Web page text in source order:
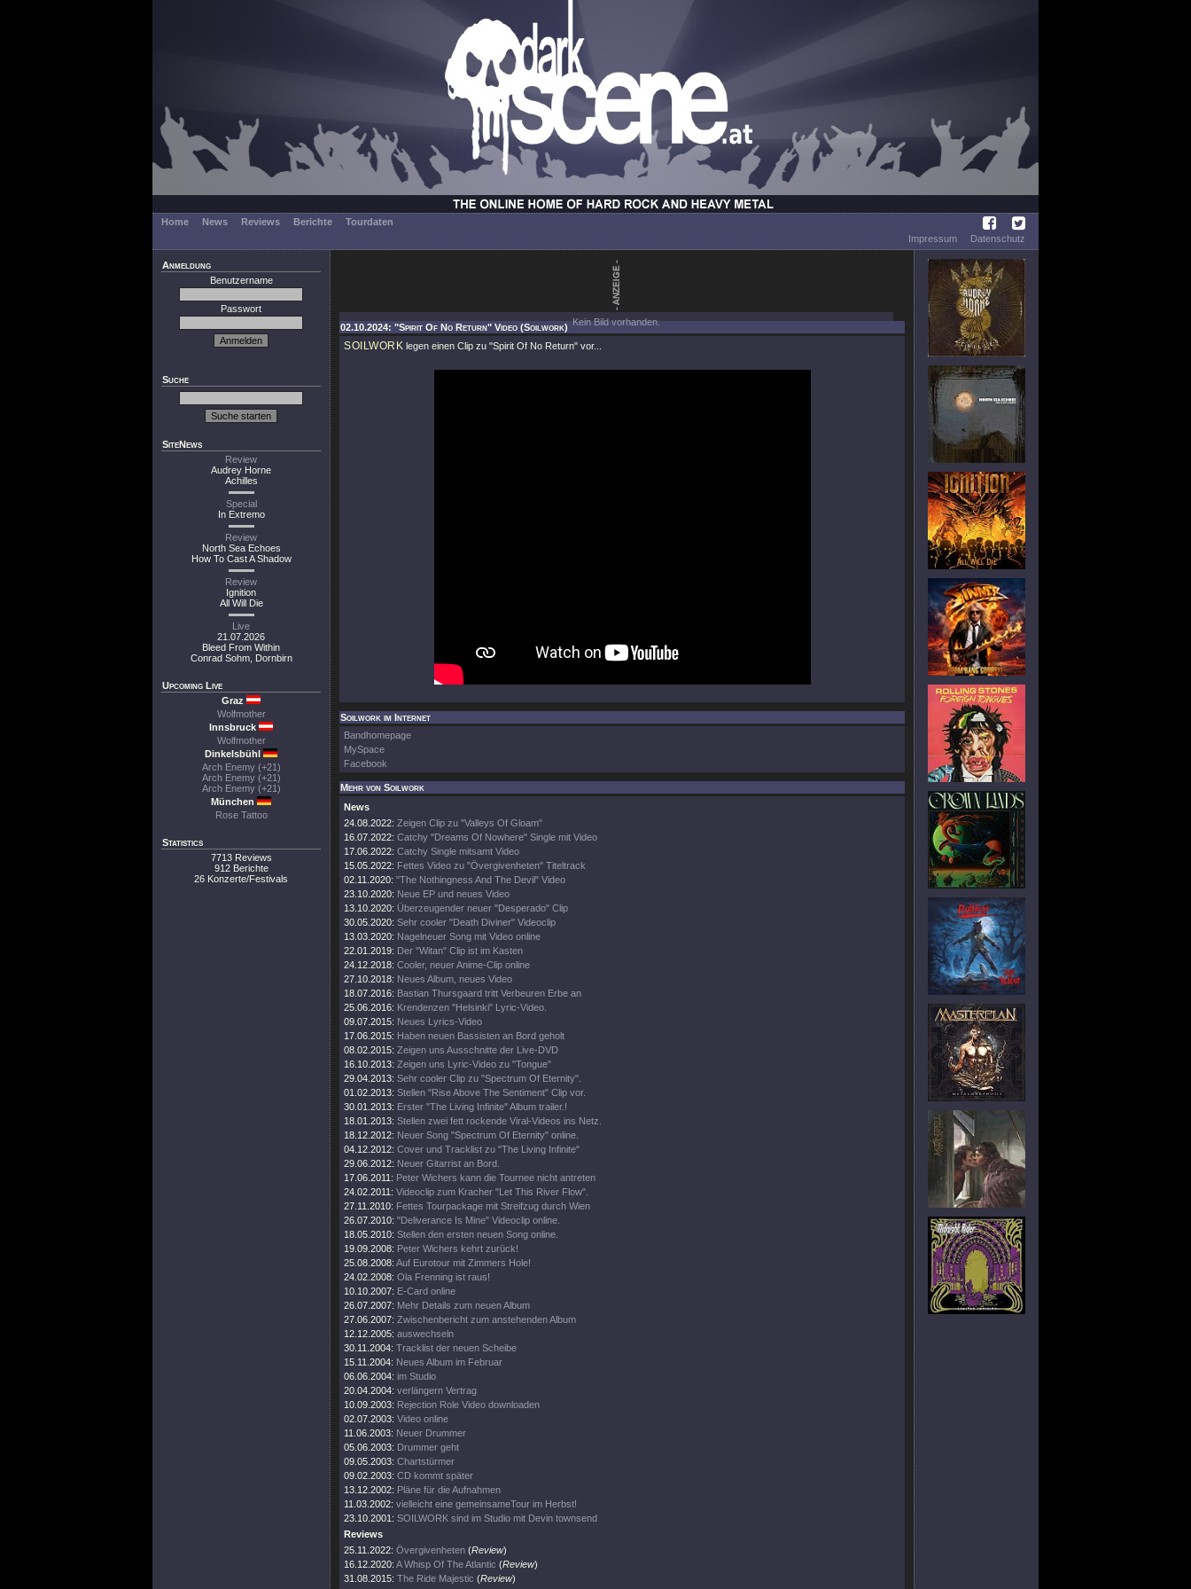
Home News Reviews Berichte
Tourdaten
Impressum
Datenschutz
Anmeldung
Benutzername
Passwort
Suche
SiteNews
Review
Audrey Horne
Achilles
Special
In Extremo
Review
North Sea Echoes
How To Cast A Shadow
Review
Ignition
All Will Die
Live
21.07.2026
Bleed From Within
Conrad Sohm, Dornbirn
Upcoming Live
Graz
Wolfmother
Innsbruck
Wolfmother
Dinkelsbühl
Arch Enemy (+21)
Arch Enemy (+21)
Arch Enemy (+21)
München
Rose Tattoo
Statistics
7713 Reviews
912 Berichte
26 Konzerte/Festivals
Kein Bild vorhanden.
02.10.2024: "Spirit Of No Return" Video (Soilwork)
SOILWORK legen einen Clip zu "Spirit Of No Return" vor...
Soilwork im Internet
Bandhomepage
MySpace
Facebook
Mehr von Soilwork
News
24.08.2022: Zeigen Clip zu "Valleys Of Gloam"
16.07.2022: Catchy "Dreams Of Nowhere" Single mit Video
17.06.2022: Catchy Single mitsamt Video
15.05.2022: Fettes Video zu "Övergivenheten" Titeltrack
02.11.2020: "The Nothingness And The Devil" Video
23.10.2020: Neue EP und neues Video
13.10.2020: Überzeugender neuer "Desperado" Clip
30.05.2020: Sehr cooler "Death Diviner" Videoclip
13.03.2020: Nagelneuer Song mit Video online
22.01.2019: Der "Witan" Clip ist im Kasten
24.12.2018: Cooler, neuer Anime-Clip online
27.10.2018: Neues Album, neues Video
18.07.2016: Bastian Thursgaard tritt Verbeuren Erbe an
25.06.2016: Krendenzen "Helsinki" Lyric-Video.
09.07.2015: Neues Lyrics-Video
17.06.2015: Haben neuen Bassisten an Bord geholt
08.02.2015: Zeigen uns Ausschnitte der Live-DVD
16.10.2013: Zeigen uns Lyric-Video zu "Tongue"
29.04.2013: Sehr cooler Clip zu "Spectrum Of Eternity".
01.02.2013: Stellen "Rise Above The Sentiment" Clip vor.
30.01.2013: Erster "The Living Infinite" Album trailer.!
18.01.2013: Stellen zwei fett rockende Viral-Videos ins Netz.
18.12.2012: Neuer Song "Spectrum Of Eternity" online.
04.12.2012: Cover und Tracklist zu "The Living Infinite"
29.06.2012: Neuer Gitarrist an Bord.
17.06.2011: Peter Wichers kann die Tournee nicht antreten
24.02.2011: Videoclip zum Kracher "Let This River Flow".
27.11.2010: Fettes Tourpackage mit Streifzug durch Wien
26.07.2010: "Deliverance Is Mine" Videoclip online.
18.05.2010: Stellen den ersten neuen Song online.
19.09.2008: Peter Wichers kehrt zurück!
25.08.2008: Auf Eurotour mit Zimmers Hole!
24.02.2008: Ola Frenning ist raus!
10.10.2007: E-Card online
26.07.2007: Mehr Details zum neuen Album
27.06.2007: Zwischenbericht zum anstehenden Album
12.12.2005: auswechseln
30.11.2004: Tracklist der neuen Scheibe
15.11.2004: Neues Album im Februar
06.06.2004: im Studio
20.04.2004: verlängern Vertrag
10.09.2003: Rejection Role Video downloaden
02.07.2003: Video online
11.06.2003: Neuer Drummer
05.06.2003: Drummer geht
09.05.2003: Chartstürmer
09.02.2003: CD kommt später
13.12.2002: Pläne für die Aufnahmen
11.03.2002: vielleicht eine gemeinsameTour im Herbst!
23.10.2001: SOILWORK sind im Studio mit Devin townsend
Reviews
25.11.2022: Övergivenheten (Review)
16.12.2020: A Whisp Of The Atlantic (Review)
31.08.2015: The Ride Majestic (Review)